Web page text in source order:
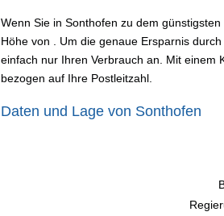
Wenn Sie in Sonthofen zu dem
Höhe von . Um die genaue Ersparnis
einfach nur Ihren Verbrauch an. Mit einem
bezogen auf Ihre Postleitzahl.
Daten und Lage von Sonthofen